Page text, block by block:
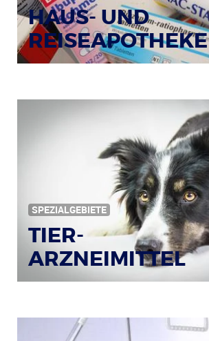
HAUS- UND
REISEAPOTHEKE
SPEZIALGEBIETE
TIER-
ARZNEIMITTEL